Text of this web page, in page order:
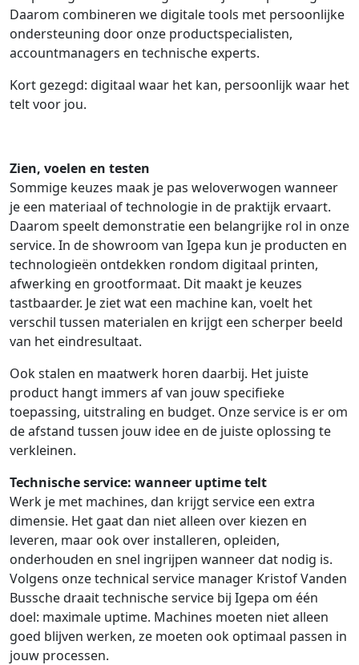
Daarom combineren we digitale tools met persoonlijke
ondersteuning door onze productspecialisten,
accountmanagers en technische experts.
Kort gezegd: digitaal waar het kan, persoonlijk waar het
telt voor jou.
Zien, voelen en testen
Sommige keuzes maak je pas weloverwogen wanneer
je een materiaal of technologie in de praktijk ervaart.
Daarom speelt demonstratie een belangrijke rol in onze
service. In de showroom van Igepa kun je producten en
technologieën ontdekken rondom digitaal printen,
afwerking en grootformaat. Dit maakt je keuzes
tastbaarder. Je ziet wat een machine kan, voelt het
verschil tussen materialen en krijgt een scherper beeld
van het eindresultaat.
Ook stalen en maatwerk horen daarbij. Het juiste
product hangt immers af van jouw specifieke
toepassing, uitstraling en budget. Onze service is er om
de afstand tussen jouw idee en de juiste oplossing te
verkleinen.
Technische service: wanneer uptime telt
Werk je met machines, dan krijgt service een extra
dimensie. Het gaat dan niet alleen over kiezen en
leveren, maar ook over installeren, opleiden,
onderhouden en snel ingrijpen wanneer dat nodig is.
Volgens onze technical service manager Kristof Vanden
Bussche draait technische service bij Igepa om één
doel: maximale uptime. Machines moeten niet alleen
goed blijven werken, ze moeten ook optimaal passen in
jouw processen.